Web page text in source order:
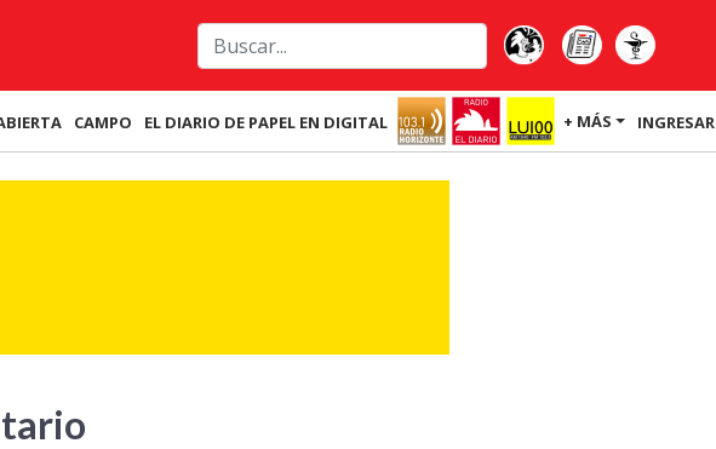
CAMPO EL DIARIO DE PAPEL EN DIGITAL + MÁS INGRESAR